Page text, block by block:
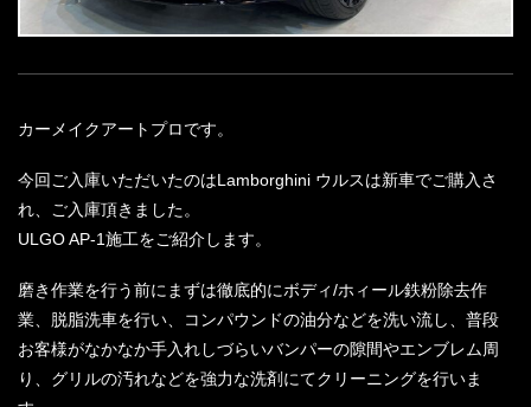
カーメイクアートプロです。
今回ご入庫いただいたのはLamborghini ウルスは新車でご購入さ
れ、ご入庫頂きました。
ULGO AP-1施工をご紹介します。
磨き作業を行う前にまずは徹底的にボディ/ホィール鉄粉除去作
業、脱脂洗車を行い、コンパウンドの油分などを洗い流し、普段
お客様がなかなか手入れしづらいバンパーの隙間やエンブレム周
り、グリルの汚れなどを強力な洗剤にてクリーニングを行いま